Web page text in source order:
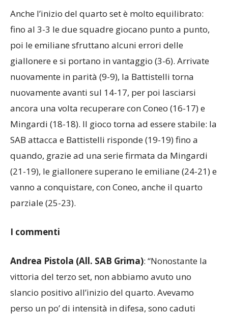
e si aggiudica il parziale (30-28).
Anche l’inizio del quarto set è molto equilibrato:
fino al 3-3 le due squadre giocano punto a punto,
poi le emiliane sfruttano alcuni errori delle
giallonere e si portano in vantaggio (3-6). Arrivate
nuovamente in parità (9-9), la Battistelli torna
nuovamente avanti sul 14-17, per poi lasciarsi
ancora una volta recuperare con Coneo (16-17) e
Mingardi (18-18). Il gioco torna ad essere stabile: la
SAB attacca e Battistelli risponde (19-19) fino a
quando, grazie ad una serie firmata da Mingardi
(21-19), le giallonere superano le emiliane (24-21) e
parziale (25-23).
I commenti
Andrea Pistola (All. SAB Grima): “Nonostante la
vittoria del terzo set, non abbiamo avuto uno